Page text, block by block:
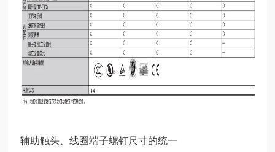
辅助触头、线圈端子螺钉尺寸的统一